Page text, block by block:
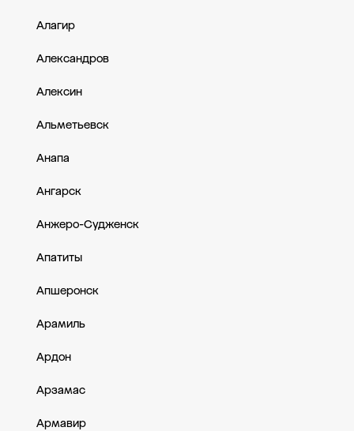
Алагир
Александров
Алексин
Альметьевск
Анапа
Ангарск
Анжеро-Судженск
Апатиты
Апшеронск
Арамиль
Ардон
Арзамас
Армавир